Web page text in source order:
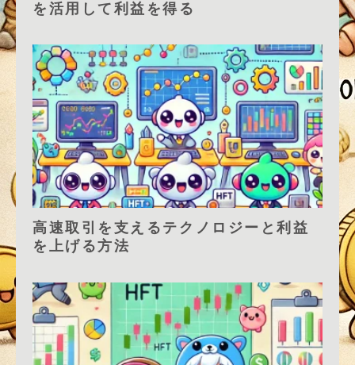
を活用して利益を得る
高速取引を支えるテクノロジーと利益
を上げる方法